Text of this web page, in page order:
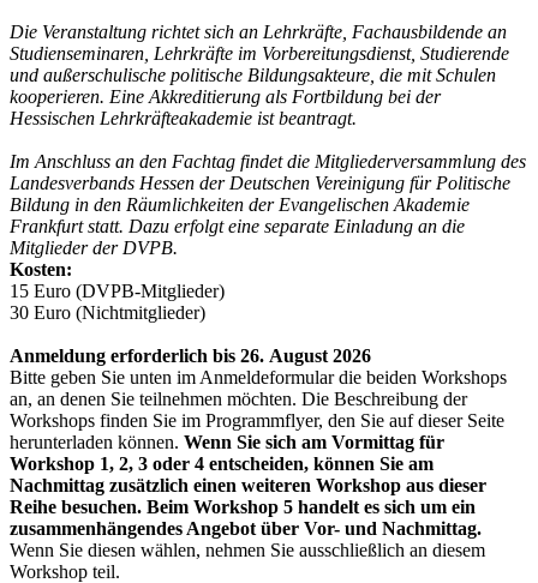
Die Veranstaltung richtet sich an Lehrkräfte, Fachausbildende an
Studienseminaren, Lehrkräfte im Vorbereitungsdienst, ­Studierende
und außerschulische politische Bildungsakteure, die mit Schulen
kooperieren. Eine Akkreditierung als Fortbildung bei der
Hessischen Lehrkräfteakademie ist beantragt.
Im Anschluss an den Fachtag findet die Mitgliederversammlung des
Landesverbands Hessen der Deutschen Vereinigung für Politische
Bildung in den Räumlichkeiten der Evangelischen Akademie
Frankfurt statt. Dazu erfolgt eine separate Einladung an die
Mitglieder der DVPB.
Kosten:
15 Euro (DVPB-Mitglieder)
30 Euro (Nichtmitglieder)
Anmeldung erforderlich bis 26. August 2026
Bitte geben Sie unten im Anmeldeformular die beiden Workshops
an, an denen Sie teilnehmen möchten. Die Beschreibung der
Workshops finden Sie im Programmflyer, den Sie auf dieser Seite
herunterladen können. Wenn Sie sich am Vormittag für
Workshop 1, 2, 3 oder 4 entscheiden, können Sie am
Nachmittag zusätzlich einen weiteren Workshop aus dieser
Reihe besuchen. Beim Workshop 5 handelt es sich um ein
zusammenhängendes Angebot über Vor- und Nachmittag.
Wenn Sie diesen wählen, nehmen Sie ausschließlich an diesem
Workshop teil.